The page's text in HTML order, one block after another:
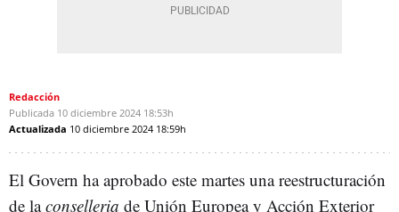
Redacción
Publicada 10 diciembre 2024 18:53h
Actualizada 10 diciembre 2024 18:59h
El Govern ha aprobado este martes una reestructuración
de laconselleria de Unión Europea y Acción Exterior